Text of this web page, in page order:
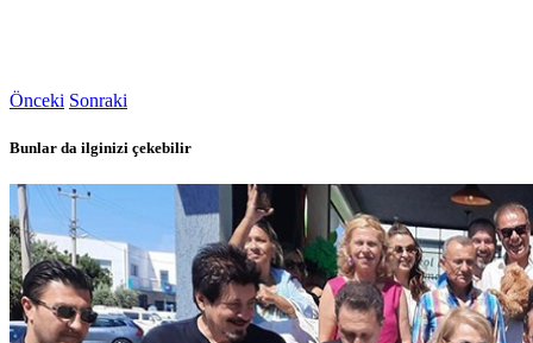
Önceki Sonraki
Bunlar da ilginizi çekebilir